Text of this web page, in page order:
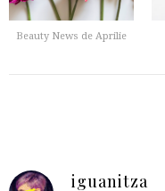
Beauty News de Aprilie
iguanitza